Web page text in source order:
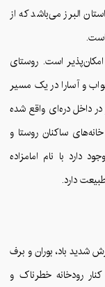
البرز می‌باشد که از
است. روستای
خواب و آسارا در یک مسیر
داخل دره‌ای واقع شده
ساکنان روستا و
دارد با نام امامزاده
دارد.
شدید باد، بوران و برف
رودخانه خطرناک و